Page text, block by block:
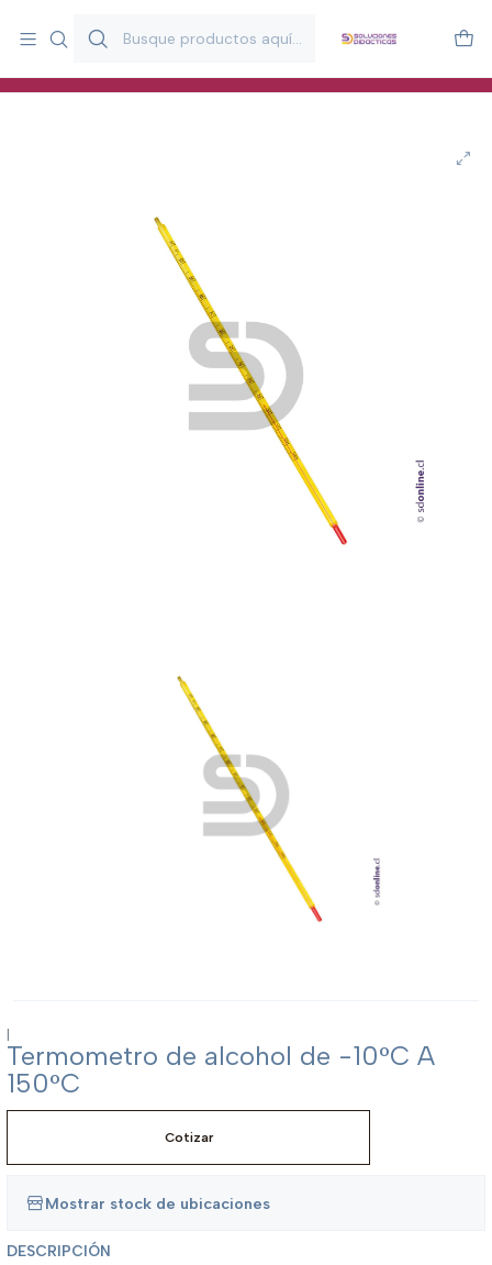
y estimulación infantil en Chile.
Especialistas en recursos educativos para aulas, terapeutas y
|
Termometro de alcohol de -10°C A
150°C
Cotizar
Mostrar stock de ubicaciones
DESCRIPCIÓN